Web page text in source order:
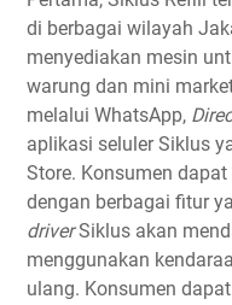
di berbagai wilayah
menyediakan mesin
warung dan mini
melalui WhatsApp,
aplikasi seluler Siklus
Store. Konsumen
dengan berbagai fitur
driverSiklus akan
menggunakan
ulang. Konsumen